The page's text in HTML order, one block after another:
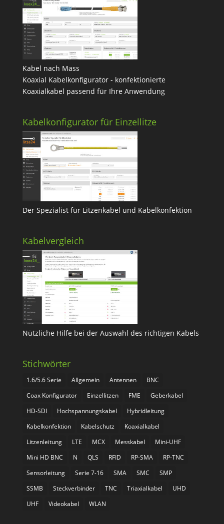
Kabel nach Mass
Koaxial Kabelkonfigurator - konfektionierte
Koaxialkabel passend für Ihre Anwendung
Kabelkonfigurator für Einzellitze
Der Spezialist für Litzenkabel und Kabelkonfektion
Kabelvergleich
Nützliche Hilfe bei der Auswahl des richtigen Kabels
Stichwörter
1.6/5.6 Serie Allgemein Antennen
BNC
Coax Konfigurator
Einzellitzen FME
Geberkabel
HD-SDI
Hochspannungskabel
Hybridleitung
Kabelkonfektion
Kabelschutz
Koaxialkabel
Litzenleitung
LTE MCX Messkabel
Mini-UHF
Mini HD BNC
N QLS RFID RP-SMA
RP-TNC
Sensorleitung
Serie 7-16 SMA SMC
SMP
SSMB
Steckverbinder TNC Triaxialkabel
UHD
UHF
Videokabel WLAN